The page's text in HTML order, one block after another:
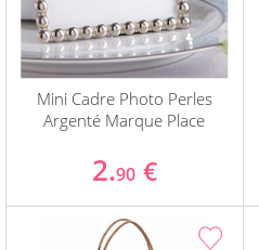
Mini Cadre Photo Perles
Argenté Marque Place
2.90 €